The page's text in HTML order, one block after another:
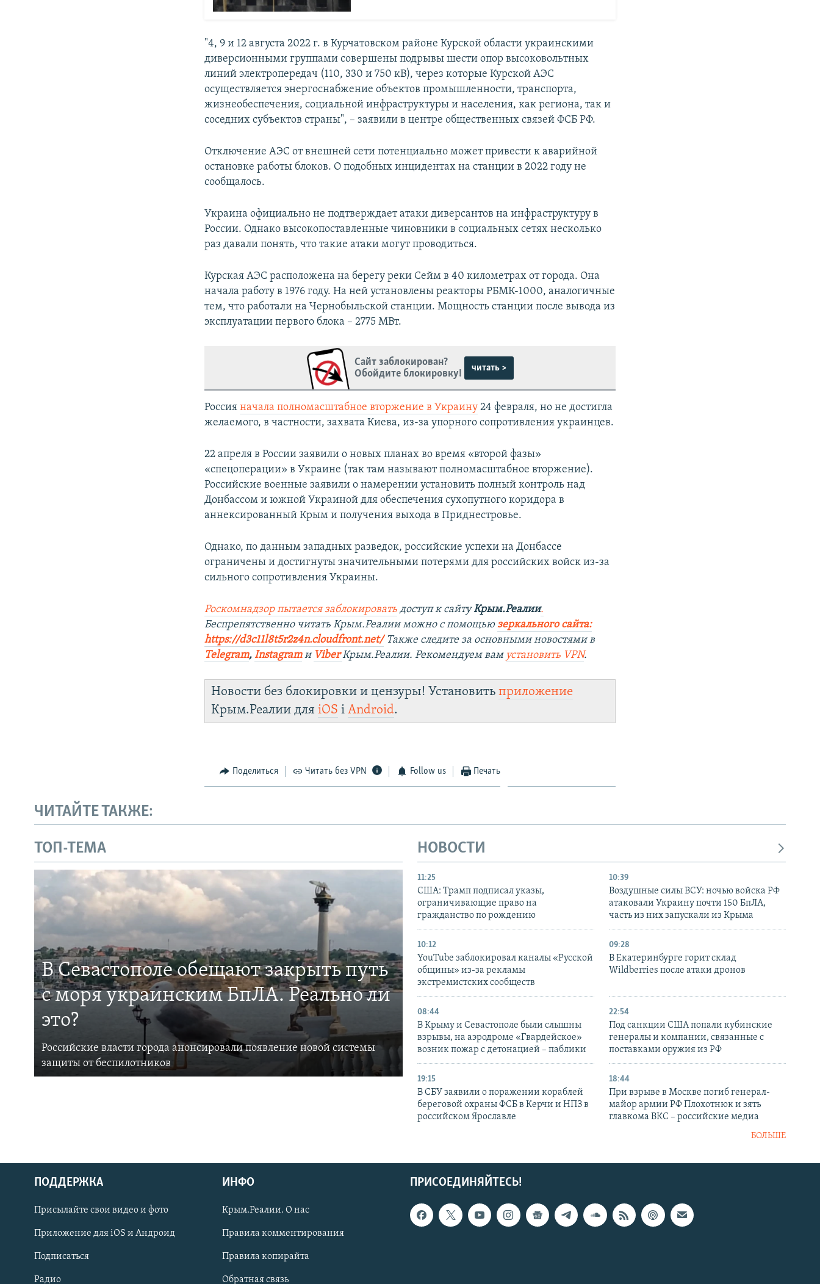
Українською
Qırımtatar
ПРИСОЕДИНЯЙТЕСЬ!
"4, 9 и 12 августа 2022 г. в Курчатовском районе Курской области украинскими
диверсионными группами совершены подрывы шести опор высоковольтных
линий электропередач (110, 330 и 750 кВ), через которые Курской АЭС
осуществляется энергоснабжение объектов промышленности, транспорта,
жизнеобеспечения, социальной инфраструктуры и населения, как региона, так и
соседних субъектов страны", – заявили в центре общественных связей ФСБ РФ.
Отключение АЭС от внешней сети потенциально может привести к аварийной
остановке работы блоков. О подобных инцидентах на станции в 2022 году не
сообщалось.
Украина официально не подтверждает атаки диверсантов на инфраструктуру в
России. Однако высокопоставленные чиновники в социальных сетях несколько
раз давали понять, что такие атаки могут проводиться.
Курская АЭС расположена на берегу реки Сейм в 40 километрах от города. Она
начала работу в 1976 году. На ней установлены реакторы РБМК-1000, аналогичные
тем, что работали на Чернобыльской станции. Мощность станции после вывода из
эксплуатации первого блока – 2775 МВт.
Сайт заблокирован?
Обойдите блокировку!
читать >
Россияначала полномасштабное вторжение в Украину 24 февраля, но не достигла
желаемого, в частности, захвата Киева, из-за упорного сопротивления украинцев.
22 апреля в России заявили о новых планах во время «второй фазы»
«спецоперации» в Украине (так там называют полномасштабное вторжение).
Российские военные заявили о намерении установить полный контроль над
Донбассом и южной Украиной для обеспечения сухопутного коридора в
аннексированный Крым и получения выхода в Приднестровье.
Однако, по данным западных разведок, российские успехи на Донбассе
ограничены и достигнуты значительными потерями для российских войск из-за
сильного сопротивления Украины.
Роскомнадзор пытается заблокировать доступ к сайтуКрым.Реалии.
Беспрепятственно читать Крым.Реалии можно с помощьюзеркального сайта:
https://d3c11l8t5r2z4n.cloudfront.net/Также следите за основными новостями в
Telegram,Instagramи ViberКрым.Реалии. Рекомендуем вам установить VPN.
Новости без блокировки и цензуры! Установитьприложение
Крым.Реалии дляiOS іAndroid.
Поделиться Читать без VPN Follow us Печать
ЧИТАЙТЕ ТАКЖЕ:
ТОП-ТЕМА
В Севастополе обещают закрыть путь
с моря украинским БпЛА. Реально ли
это?
Российские власти города анонсировали появление новой системы
защиты от беспилотников
НОВОСТИ
11:25
США: Трамп подписал указы,
ограничивающие право на
гражданство по рождению
10:39
Воздушные силы ВСУ: ночью войска РФ
атаковали Украину почти 150 БпЛА,
часть из них запускали из Крыма
10:12
YouTube заблокировал каналы «Русской
общины» из-за рекламы
экстремистских сообществ
09:28
В Екатеринбурге горит склад
Wildberries после атаки дронов
08:44
В Крыму и Севастополе были слышны
взрывы, на аэродроме «Гвардейское»
возник пожар с детонацией – паблики
22:54
Под санкции США попали кубинские
генералы и компании, связанные с
поставками оружия из РФ
19:15
В СБУ заявили о поражении кораблей
береговой охраны ФСБ в Керчи и НПЗ в
российском Ярославле
18:44
При взрыве в Москве погиб генерал-
майор армии РФ Плохотнюк и зять
главкома ВКС – российские медиа
БОЛЬШЕ
ПРИСОЕДИНЯЙТЕСЬ!
ПОДДЕРЖКА
Присылайте свои видео и фото
Приложение для iOS и Андроид
Подписаться
Радио
ИНФО
Крым.Реалии. О нас
Правила комментирования
Правила копирайта
Обратная связь